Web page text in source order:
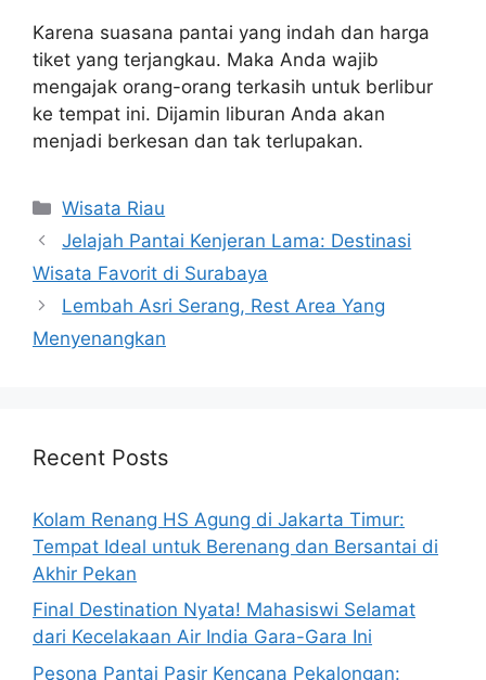
Karena suasana pantai yang indah dan harga
tiket yang terjangkau. Maka Anda wajib
mengajak orang-orang terkasih untuk berlibur
ke tempat ini. Dijamin liburan Anda akan
menjadi berkesan dan tak terlupakan.
Categories
Wisata Riau
Jelajah Pantai Kenjeran Lama: Destinasi
Wisata Favorit di Surabaya
Lembah Asri Serang, Rest Area Yang
Menyenangkan
Recent Posts
Kolam Renang HS Agung di Jakarta Timur:
Tempat Ideal untuk Berenang dan Bersantai di
Akhir Pekan
Final Destination Nyata! Mahasiswi Selamat
dari Kecelakaan Air India Gara-Gara Ini
Pesona Pantai Pasir Kencana Pekalongan: